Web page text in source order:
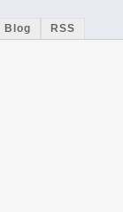
Blog RSS